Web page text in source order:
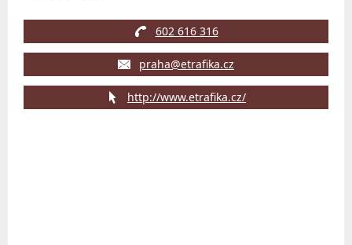
602 616 316
praha@etrafika.cz
http://www.etrafika.cz/